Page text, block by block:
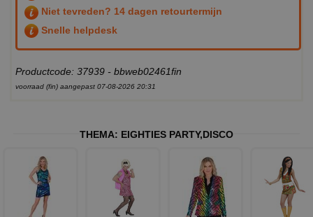
Niet tevreden? 14 dagen retourtermijn
Snelle helpdesk
Productcode: 37939 - bbweb02461fin
voorraad (fin) aangepast 07-08-2026 20:31
THEMA: EIGHTIES PARTY,DISCO